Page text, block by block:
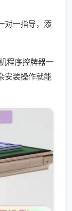
对一指导，添
程序控牌器一
安装操作就能